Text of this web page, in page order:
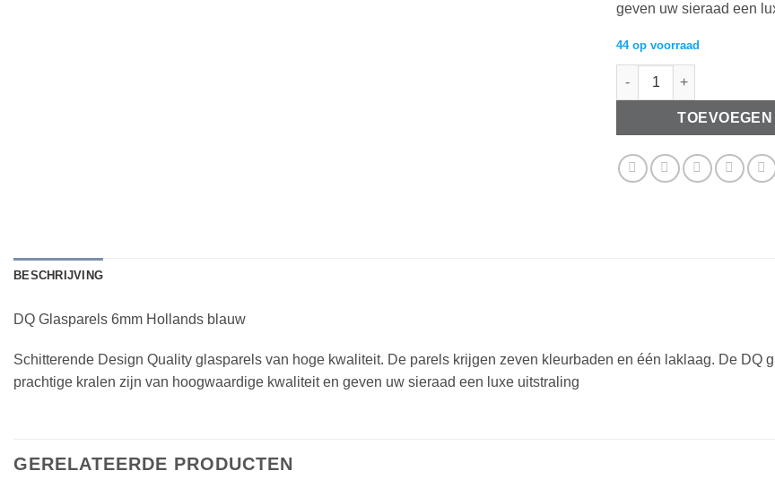
geven uw sieraad een
44 op voorraad
DQ Glasparels 6mm
BESCHRIJVING
DQ Glasparels 6mm Hollands blauw
Schitterende Design Quality glasparels van hoge kwaliteit. De parels krijgen zeven kleurbaden en één laklaag. De DQ
prachtige kralen zijn van hoogwaardige kwaliteit en geven uw sieraad een luxe uitstraling
GERELATEERDE PRODUCTEN